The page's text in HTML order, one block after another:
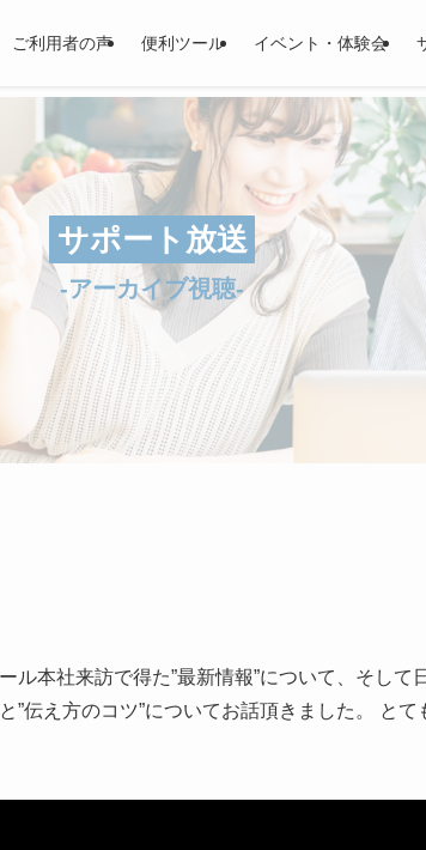
ご利用者の声 便利ツール イベント・体験会
サポート放送
-アーカイブ視聴-
ル本社来訪で得た”最新情報”について、そして
”伝え方のコツ”についてお話頂きました。 と